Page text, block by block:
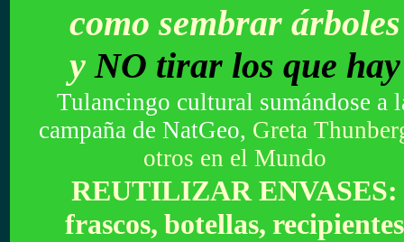
como sembrar árboles
yNO tirar los que hay
Tulancingo cultural sumándose a
campaña de NatGeo, Greta
otros en el Mundo
REUTILIZAR ENVASES:
frascos, botellas, recipientes